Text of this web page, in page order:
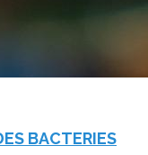
BACTERIES